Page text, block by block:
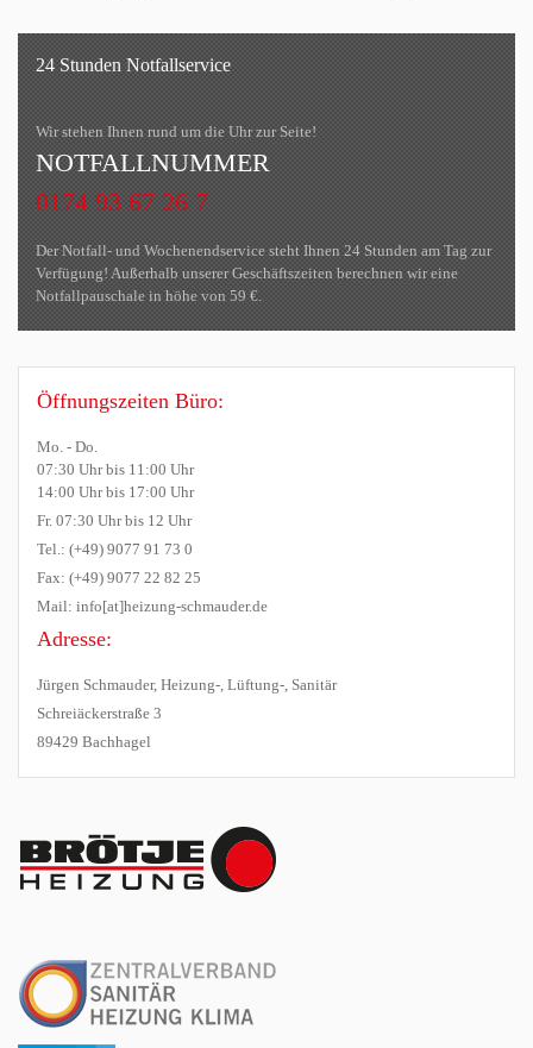
24 Stunden Notfallservice
Wir stehen Ihnen rund um die Uhr zur Seite!
NOTFALLNUMMER
0174 93 67 26 7
Der Notfall- und Wochenendservice steht Ihnen 24 Stunden am Tag zur
Verfügung! Außerhalb unserer Geschäftszeiten berechnen wir eine
Notfallpauschale in höhe von 59 €.
Öffnungszeiten Büro:
Mo. - Do.
07:30 Uhr bis 11:00 Uhr
14:00 Uhr bis 17:00 Uhr
Fr. 07:30 Uhr bis 12 Uhr
Tel.: (+49) 9077 91 73 0
Fax: (+49) 9077 22 82 25
Mail: info[at]heizung-schmauder.de
Adresse:
Jürgen Schmauder, Heizung-, Lüftung-, Sanitär
Schreiäckerstraße 3
89429 Bachhagel